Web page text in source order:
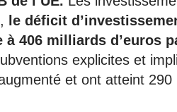
le déficit
406 milliards d’euros
explicites et
et ont atteint 290